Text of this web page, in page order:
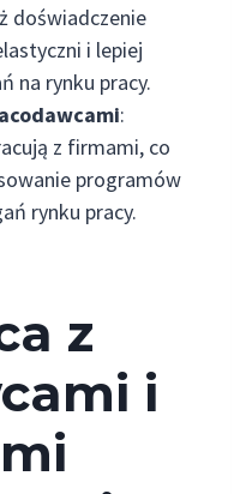
doświadczenie
i lepiej
na rynku pracy.
:
z firmami, co
programów
rynku pracy.
z
i